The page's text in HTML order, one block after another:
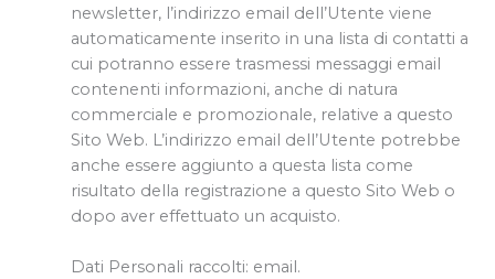
newsletter, l’indirizzo email dell’Utente viene
automaticamente inserito in una lista di contatti a
cui potranno essere trasmessi messaggi email
contenenti informazioni, anche di natura
commerciale e promozionale, relative a questo
Sito Web. L’indirizzo email dell’Utente potrebbe
anche essere aggiunto a questa lista come
risultato della registrazione a questo Sito Web o
dopo aver effettuato un acquisto.
Dati Personali raccolti: email.